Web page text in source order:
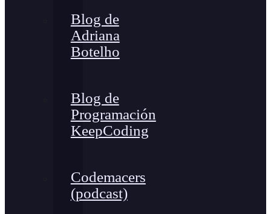
Blog de
Adriana
Botelho
Blog de
Programación
KeepCoding
Codemacers
(podcast)